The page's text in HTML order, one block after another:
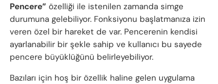
Pencere” özelliği ile istenilen zamanda simge
durumuna gelebiliyor. Fonksiyonu başlatmanıza izin
veren özel bir hareket de var. Pencerenin kendisi
ayarlanabilir bir şekle sahip ve kullanıcı bu sayede
pencere büyüklüğünü belirleyebiliyor.
Bazıları için hoş bir özellik haline gelen uygulama